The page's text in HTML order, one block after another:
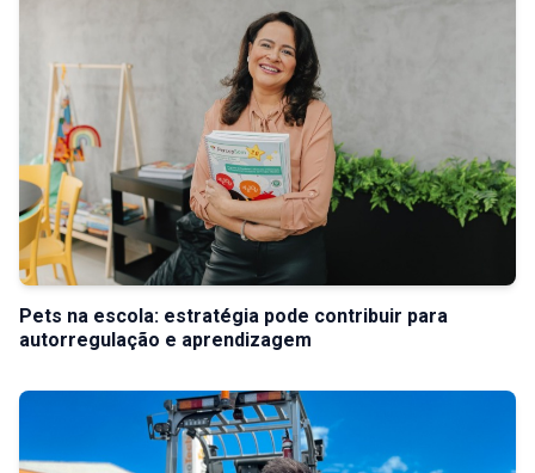
Pets na escola: estratégia pode contribuir para
autorregulação e aprendizagem